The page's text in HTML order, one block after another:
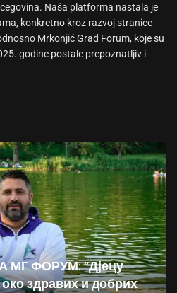
Naša platforma nastala je
konkretno kroz razvoj stranice
Mrkonjić Grad Forum, koje su
godine postale prepoznatljiv i
ФОРУМ: “Дјецу
здравих и добрих